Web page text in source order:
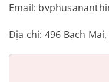
Email:
Địa chỉ: 496 Bạch